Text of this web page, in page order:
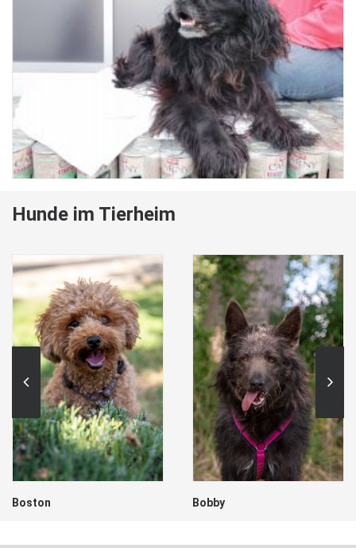
Hunde im Tierheim
Boston Bobby